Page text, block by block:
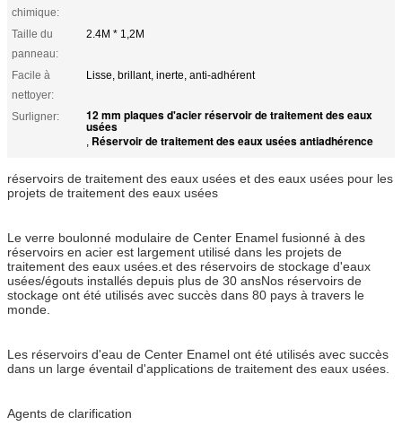
chimique:
Taille du
panneau:
2.4M * 1,2M
Facile à
nettoyer:
Lisse, brillant, inerte, anti-adhérent
Surligner: 12 mm plaques d'acier réservoir de traitement des eaux
usées
, Réservoir de traitement des eaux usées antiadhérence
réservoirs de traitement des eaux usées et des eaux usées pour les
projets de traitement des eaux usées
Le verre boulonné modulaire de Center Enamel fusionné à des
réservoirs en acier est largement utilisé dans les projets de
traitement des eaux usées.et des réservoirs de stockage d'eaux
usées/égouts installés depuis plus de 30 ansNos réservoirs de
stockage ont été utilisés avec succès dans 80 pays à travers le
monde.
Les réservoirs d'eau de Center Enamel ont été utilisés avec succès
dans un large éventail d'applications de traitement des eaux usées.
Agents de clarification